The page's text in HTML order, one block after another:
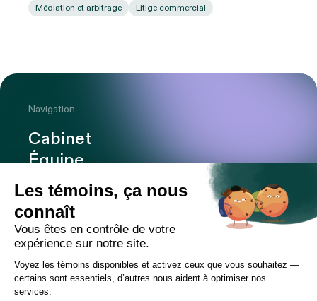
Médiation et arbitrage Litige commercial
Navigation
Cabinet
Équipe
Expertises
Bureaux
Carrière
Transactions
Nouvelles
Contact